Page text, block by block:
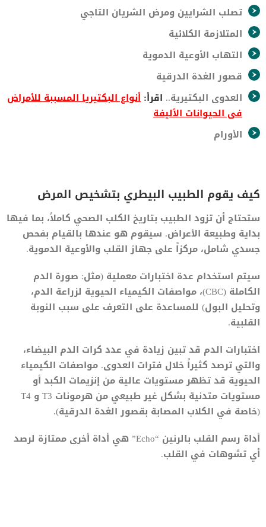
تصلب الشرايين ومرض الشريان التاجي
المتلازمة الكلائية
التهاب الأوعية الدموية
قصور الغدة الدرقية
العدوى البكتيرية.. اقرأ: أنواع البكتيريا المسببة للأمراض
فى الحيوانات الأليفة
الأورام
كيف يقوم الطبيب البيطري بتشخيص المرض
ستحتاج أن تزود الطبيب بتاريخ الكلب الصحي كاملاً، بما فيها
بداية وطبيعة الأعراض. سيقوم هو عندها بالقيام بفحص
جسدي شامل، مركزاً على جهاز القلب والأوعية الدموية.
سيتم استخدام عدة اختبارات معملية (مثل: صورة الدم
الكاملة (CBC)، مواصفات الكيمياء الحيوية لزراعة الدم،
وتحليل البول) للمساعدة على التعرف على سبب النوبة
القلبية.
اختبارات الدم قد تبين زيادة في عدد كرات الدم البيضاء،
والتي ترصد كثيراً خلال فترات العدوى. مواصفات الكيمياء
الحيوية قد تظهر مستويات عالية من إنزيمات الكبد أو
مستويات متدنية بشكل غير طبيعي من هرمونات T3 و T4
(خاصة في الكلاب المصابة بقصور الغدة الدرقية).
أداة رسم القلب بالرنين “Echo” هي أداة أخرى ممتازة لرصد
أي تشوهات في القلب.